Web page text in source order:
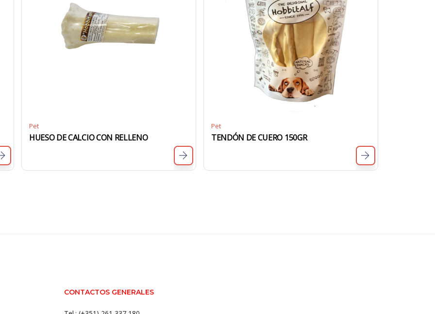
Pet
HUESO DE CALCIO CON RELLENO
Pet
TENDÓN DE CUERO 150GR
CONTACTOS GENERALES